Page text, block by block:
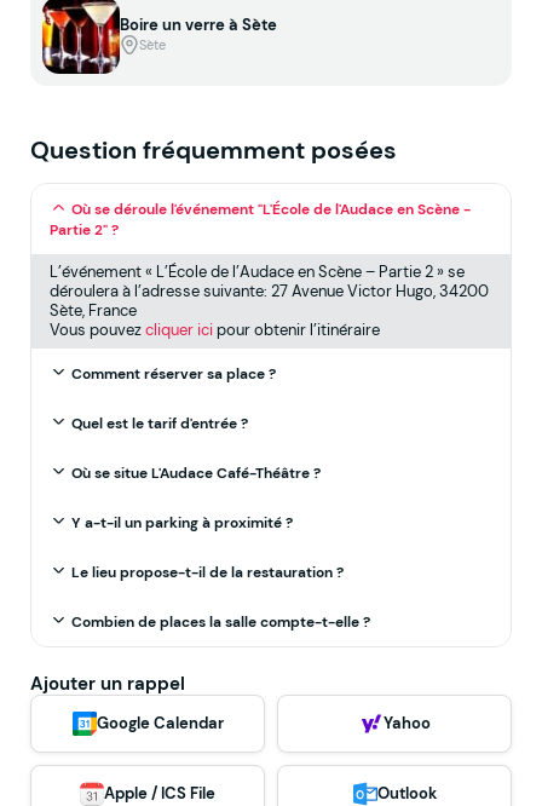
Boire un verre à Sète
Sète
Question fréquemment posées
Où se déroule l'événement "L'École de l'Audace en Scène -
Partie 2" ?
L’événement « L’École de l’Audace en Scène – Partie 2 » se
déroulera à l’adresse suivante: 27 Avenue Victor Hugo, 34200
Sète, France
Vous pouvezcliquer icipour obtenir l’itinéraire
Comment réserver sa place ?
Quel est le tarif d'entrée ?
Où se situe L'Audace Café-Théâtre ?
Y a-t-il un parking à proximité ?
Le lieu propose-t-il de la restauration ?
Combien de places la salle compte-t-elle ?
Ajouter un rappel
Google Calendar Yahoo
Apple / ICS File Outlook